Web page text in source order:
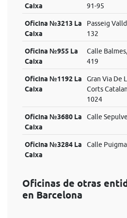
Caixa
91-95
Oficina №3213 La
Caixa
Passeig
132
Oficina №955 La
Caixa
Calle
419
Oficina №1192 La
Caixa
Gran Via De
Corts
1024
Oficina №3680 La
Caixa
Calle
Oficina №3284 La
Caixa
Calle
Oficinas de otras
en Barcelona